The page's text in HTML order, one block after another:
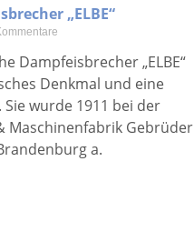
„ELBE“
Dampfeisbrecher „ELBE“
Denkmal und eine
wurde 1911 bei der
Maschinenfabrik Gebrüder
a.